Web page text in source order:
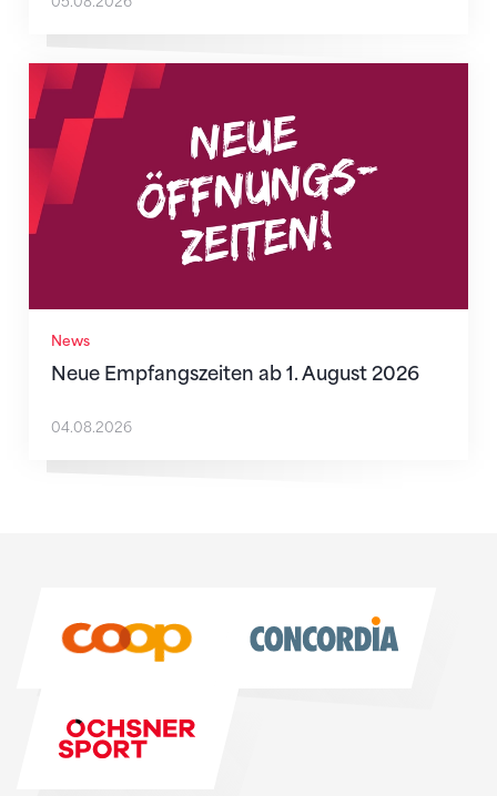
News
Neue Empfangszeiten ab 1. August 2026
Neue Empfangszeiten ab 1. August 2026
04.08.2026